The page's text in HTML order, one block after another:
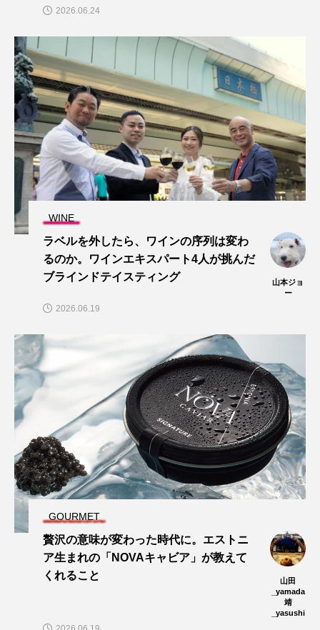
2026.06.24
WINE
ラベルを外したら、ワインの序列は変わ
るのか。ワインエキスパート4人が挑んだ
ブラインドテイスティング
山本ジョ
ー
2026.06.19
GOURMET
贅沢の意味が変わった時代に。エストニ
ア生まれの「NOVAキャビア」が教えて
くれること
山田
_yamada
靖
_yasushi